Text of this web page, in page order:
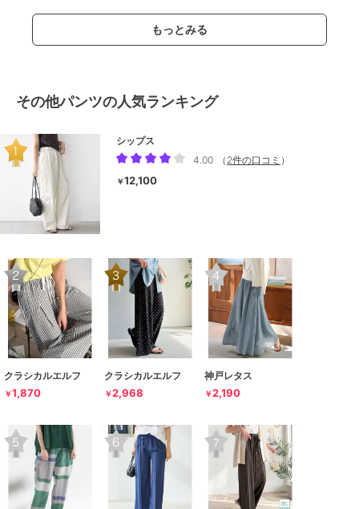
もっとみる
その他パンツの人気ランキング
シップス
4.00
（ 2件の口コミ ）
￥12,100
クラシカルエルフ
￥1,870
クラシカルエルフ
￥2,968
神戸レタス
￥2,190